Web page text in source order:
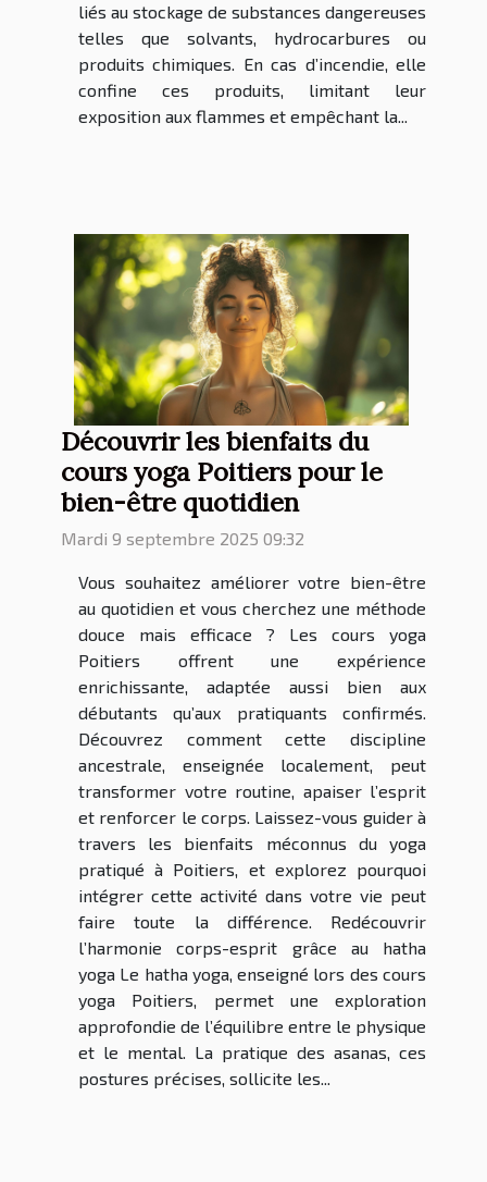
liés au stockage de substances dangereuses
telles que solvants, hydrocarbures ou
produits chimiques. En cas d’incendie, elle
confine ces produits, limitant leur
exposition aux flammes et empêchant la...
Découvrir les bienfaits du
cours yoga Poitiers pour le
bien-être quotidien
Mardi 9 septembre 2025 09:32
Vous souhaitez améliorer votre bien-être
au quotidien et vous cherchez une méthode
douce mais efficace ? Les cours yoga
Poitiers offrent une expérience
enrichissante, adaptée aussi bien aux
débutants qu’aux pratiquants confirmés.
Découvrez comment cette discipline
ancestrale, enseignée localement, peut
transformer votre routine, apaiser l’esprit
et renforcer le corps. Laissez-vous guider à
travers les bienfaits méconnus du yoga
pratiqué à Poitiers, et explorez pourquoi
intégrer cette activité dans votre vie peut
faire toute la différence. Redécouvrir
l’harmonie corps-esprit grâce au hatha
yoga Le hatha yoga, enseigné lors des cours
yoga Poitiers, permet une exploration
approfondie de l’équilibre entre le physique
et le mental. La pratique des asanas, ces
postures précises, sollicite les...